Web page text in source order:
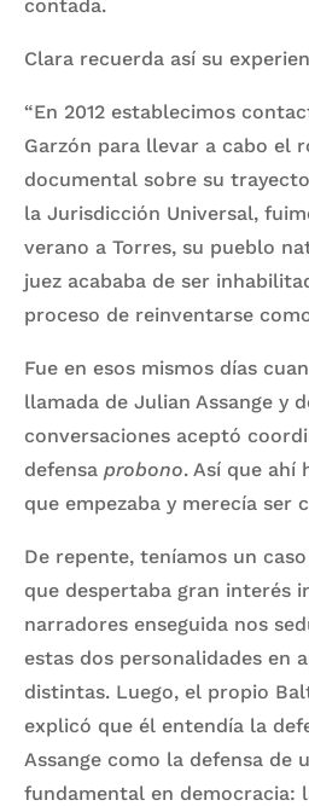
contada.
Clara recuerda así su
“En 2012 establecimos
Garzón para llevar a cabo el
documental sobre su
la Jurisdicción Universal,
verano a Torres, su pueblo
juez acababa de ser
proceso de reinventarse
Fue en esos mismos días
llamada de Julian Assange y
conversaciones aceptó
defensa probono. Así que ahí
que empezaba y merecía ser
De repente, teníamos un
que despertaba gran interés
narradores enseguida nos
estas dos personalidades en
distintas. Luego, el propio
explicó que él entendía la
Assange como la defensa de
fundamental en democracia: